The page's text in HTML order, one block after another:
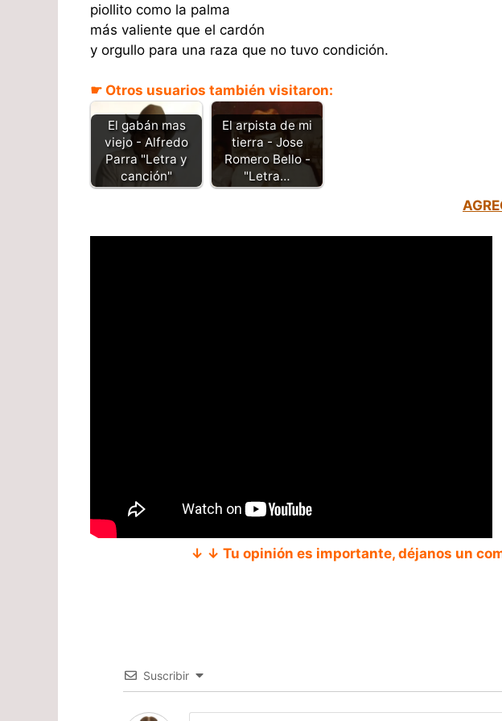
piollito como la palma
más valiente que el cardón
y orgullo para una raza que no tuvo condición.
☛ Otros usuarios también visitaron:
El gabán mas
viejo - Alfredo
Parra "Letra y
canción"
El arpista de mi
tierra - Jose
Romero Bello -
"Letra…
↓ ↓ Tu opinión es importante, déjanos un
Suscribir